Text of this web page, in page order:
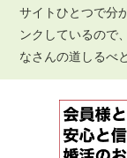
サイトひとつで分
ンクしているので
なさんの道しるべ